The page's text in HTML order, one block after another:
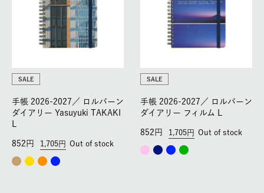
SALE
手帳 2026-2027／
ロルバーン
ダイアリー Yasuyuki TAKAKI
1,705
852 Out of stock
SALE
手帳 2026-2027／
ロルバーン
ダイアリー フィルム L
1,705
852 Out of stock